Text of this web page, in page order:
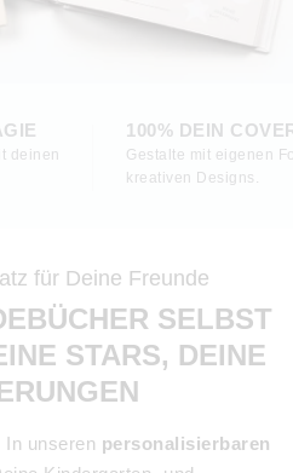
deinen
100% DEIN
Gestalte mit eigenen
kreativen Designs.
für Deine Freunde
SELBST
STARS, DEINE
In unseren personalisierbaren